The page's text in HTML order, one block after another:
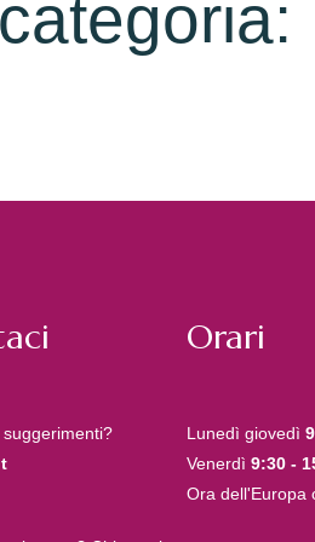
Orari
Lunedì giovedì
Venerdì 9:30 -
Ora dell'Europa